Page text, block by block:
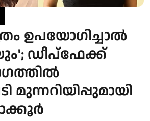
ഉപയോഗിച്ചാൽ
ഡീപ്‌ഫേക്ക്
മുന്നറിയിപ്പുമായി